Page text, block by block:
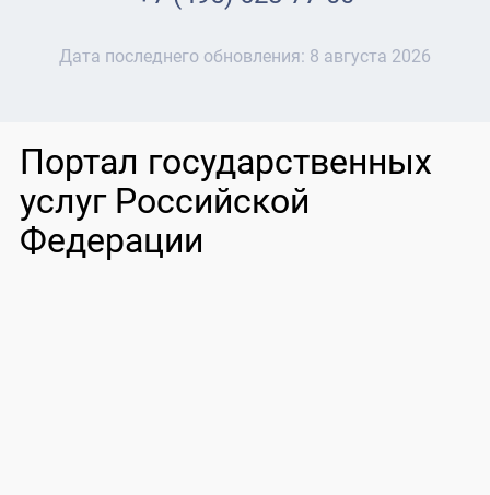
Дата последнего обновления: 8 августа 2026
Портал государственных
услуг Российской
Федерации